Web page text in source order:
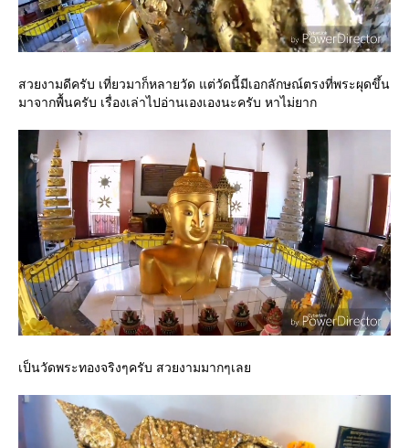
สวยงามดีครับ เที่ยวมาก็หลายวัด แต่วัดนี้มีเอกลักษณ์ตรงที่พระผุดขึ้น
มาจากพื้นครับ เรื่องเล่าไปอ่านเองเองนะครับ หาไม่ยาก
เป็นวัดพระทองจริงๆครับ สวยงามมากๆเล